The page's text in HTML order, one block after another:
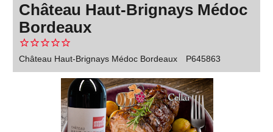
Château Haut-Brignays Médoc
Bordeaux
Château Haut-Brignays Médoc Bordeaux P645863